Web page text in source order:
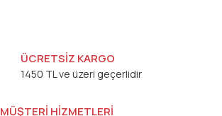
ÜCRETSİZ KARGO
1450 TL ve üzeri geçerlidir
MÜŞTERİ HİZMETLERİ